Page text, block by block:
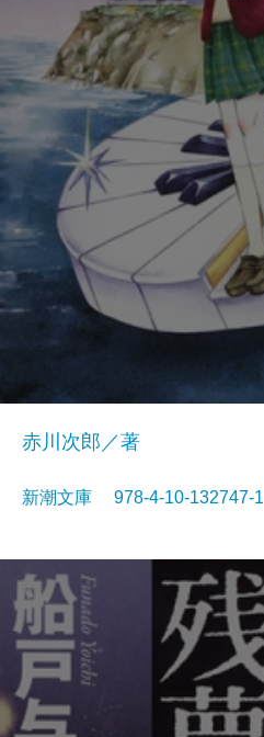
赤川次郎／著
新潮文庫 978-4-10-